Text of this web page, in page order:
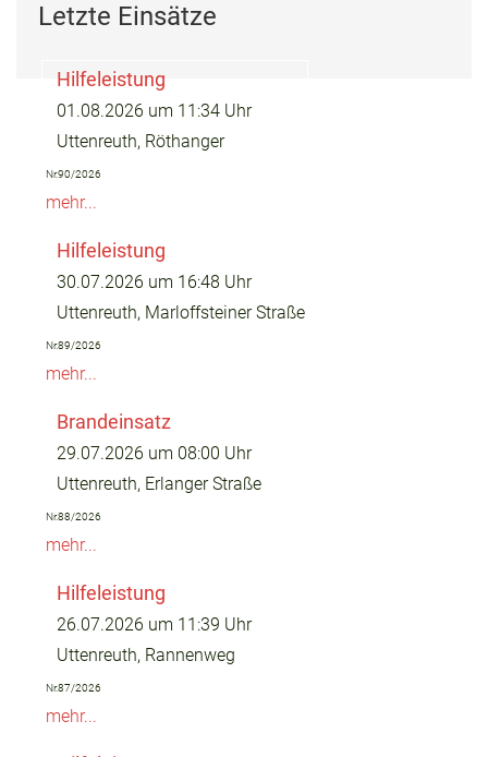
Letzte Einsätze
Hilfeleistung
01.08.2026 um 11:34 Uhr
Uttenreuth, Röthanger
Nr.90/2026
mehr...
Hilfeleistung
30.07.2026 um 16:48 Uhr
Uttenreuth, Marloffsteiner Straße
Nr.89/2026
mehr...
Brandeinsatz
29.07.2026 um 08:00 Uhr
Uttenreuth, Erlanger Straße
Nr.88/2026
mehr...
Hilfeleistung
26.07.2026 um 11:39 Uhr
Uttenreuth, Rannenweg
Nr.87/2026
mehr...